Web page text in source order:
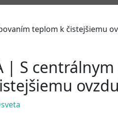
teplom k čistejšiemu
| S